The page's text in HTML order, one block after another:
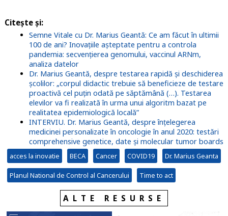
Citește și:
Semne Vitale cu Dr. Marius Geantă: Ce am făcut în ultimii
100 de ani? Inovațiile așteptate pentru a controla
pandemia: secvențierea genomului, vaccinul ARNm,
analiza datelor
Dr. Marius Geantă, despre testarea rapidă și deschiderea
școlilor: „corpul didactic trebuie să beneficieze de testare
proactivă cel puțin odată pe săptămână (…). Testarea
elevilor va fi realizată în urma unui algoritm bazat pe
realitatea epidemiologică locală”
INTERVIU. Dr. Marius Geantă, despre înțelegerea
medicinei personalizate în oncologie în anul 2020: testări
comprehensive genetice, date și molecular tumor boards
acces la inovatie BECA Cancer COVID19 Dr. Marius Geanta
Planul National de Control al Cancerului Time to act
ALTE RESURSE